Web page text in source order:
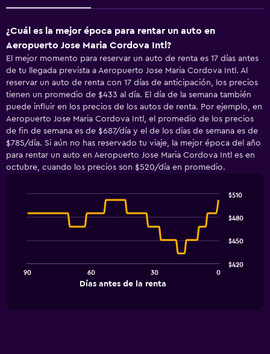
¿Cuál es la mejor época para rentar un auto en
Aeropuerto Jose Maria Cordova Intl?
El mejor momento para reservar un auto de renta es 17 días antes
de tu llegada prevista a Aeropuerto Jose Maria Cordova Intl. Al
reservar un auto de renta con 17 días de anticipación, los precios
tienen un promedio de $433 al día. El día de la semana también
puede influir en los precios de los autos de renta. Por ejemplo, en
Aeropuerto Jose Maria Cordova Intl, el promedio de los precios
de fin de semana es de $687/día y el de los días de semana es de
$785/día. Si aún no has reservado tu viaje, la mejor época del año
para rentar un auto en Aeropuerto Jose Maria Cordova Intl es en
octubre, cuando los precios son $520/día en promedio.
chart
The
graphic.
Días antes de la renta
90 60 30 0
$420
$450
$480
$510